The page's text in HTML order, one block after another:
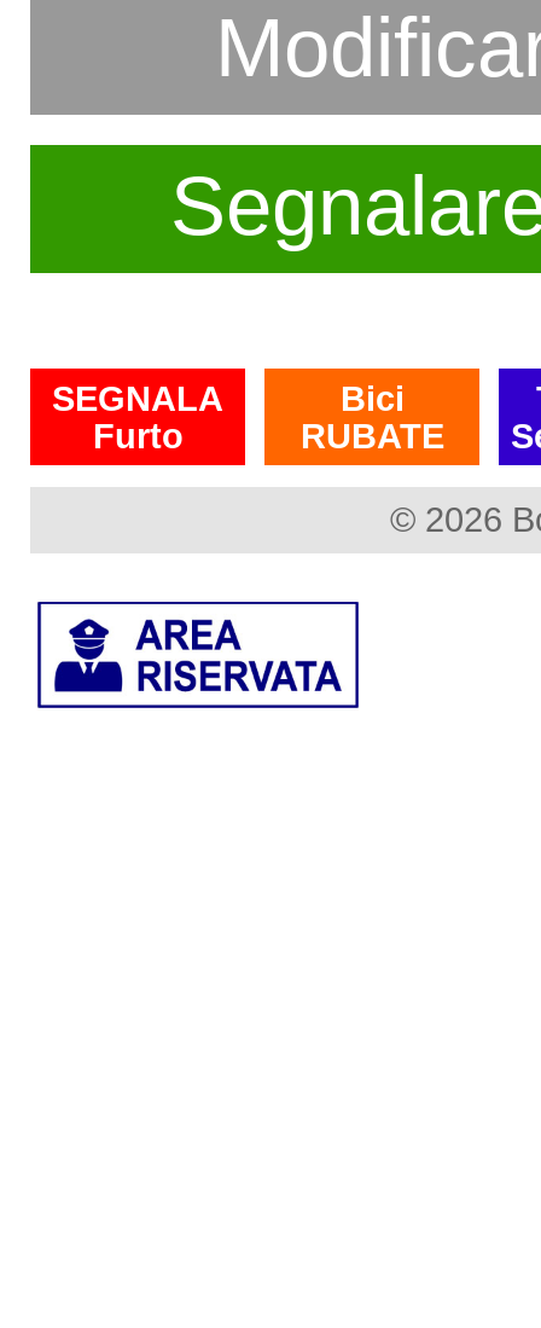
SEGNALA
Furto
Bici
RUBATE
© 2026